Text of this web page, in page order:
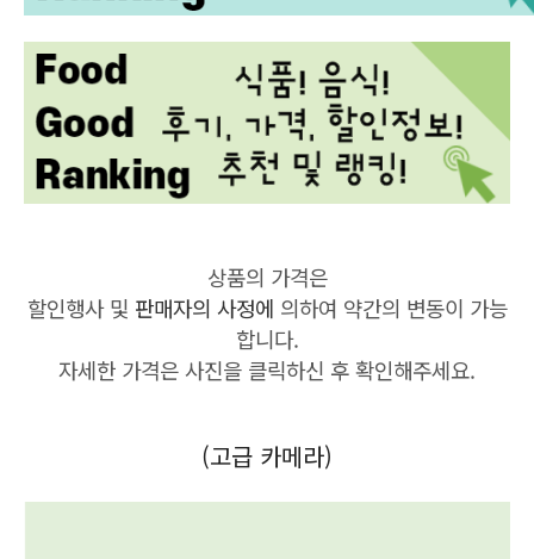
상품의 가격은
할인행사 및 판매자의 사정에 의하여 약간의 변동이 가능
합니다.
자세한 가격은 사진을 클릭하신 후 확인해주세요.
(고급 카메라)